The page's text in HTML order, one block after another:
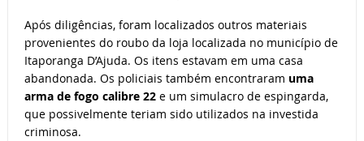
Após diligências, foram localizados outros materiais
provenientes do roubo da loja localizada no município de
Itaporanga D’Ajuda. Os itens estavam em uma casa
abandonada. Os policiais também encontraram uma
arma de fogo calibre 22e um simulacro de espingarda,
que possivelmente teriam sido utilizados na investida
criminosa.